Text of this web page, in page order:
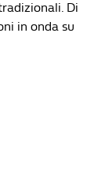
Di
in onda su